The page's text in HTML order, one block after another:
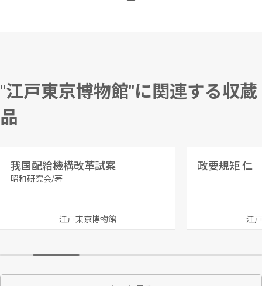
"江戸東京博物館"に関連する収蔵
品
我国配給機構改革試案
昭和研究会/著
江戸東京博物館
政要規矩 仁
江